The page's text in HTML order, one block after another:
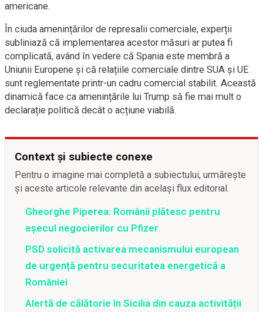
americane.
În ciuda amenințărilor de represalii comerciale, experții
subliniază că implementarea acestor măsuri ar putea fi
complicată, având în vedere că Spania este membră a
Uniunii Europene și că relațiile comerciale dintre SUA și UE
sunt reglementate printr-un cadru comercial stabilit. Această
dinamică face ca amenințările lui Trump să fie mai mult o
declarație politică decât o acțiune viabilă.
Context și subiecte conexe
Pentru o imagine mai completă a subiectului, urmărește
și aceste articole relevante din același flux editorial.
Gheorghe Piperea: Românii plătesc pentru
eșecul negocierilor cu Pfizer
PSD solicită activarea mecanismului european
de urgență pentru securitatea energetică a
României
Alertă de călătorie în Sicilia din cauza activității